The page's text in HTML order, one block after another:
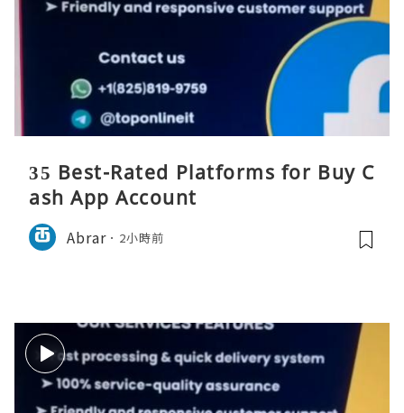
35 Best-Rated Platforms for Buy C
ash App Account
Abrar 2小時前